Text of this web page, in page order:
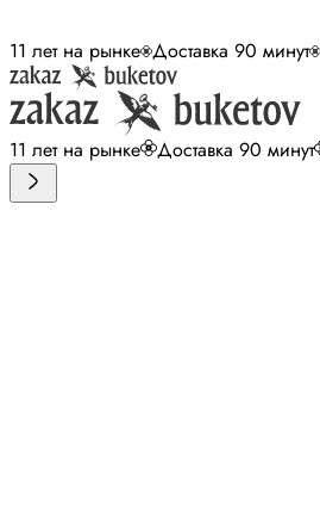
11 лет на рынке Доставка 90 минут
11 лет на рынке Доставка 90 минут